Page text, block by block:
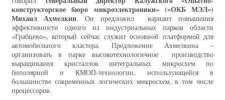
конструкторское бюро микроэлектроники» («ОКБ МЭЛ»)
Михаил Ахмелкин. Он предложил вариант повышения
эффективности одного из индустриальных парков области
«Грабцево», который сейчас служит основной платформой для
автомобильного кластера. Предложение Ахмелкина –
организовать в парке высокотехнологичное производство
выращивания кристаллов интегральных микросхем по
биполярной и КМОП-технологии, использующейся в
большинстве современных логических микросхем, в том числе
процессоров.